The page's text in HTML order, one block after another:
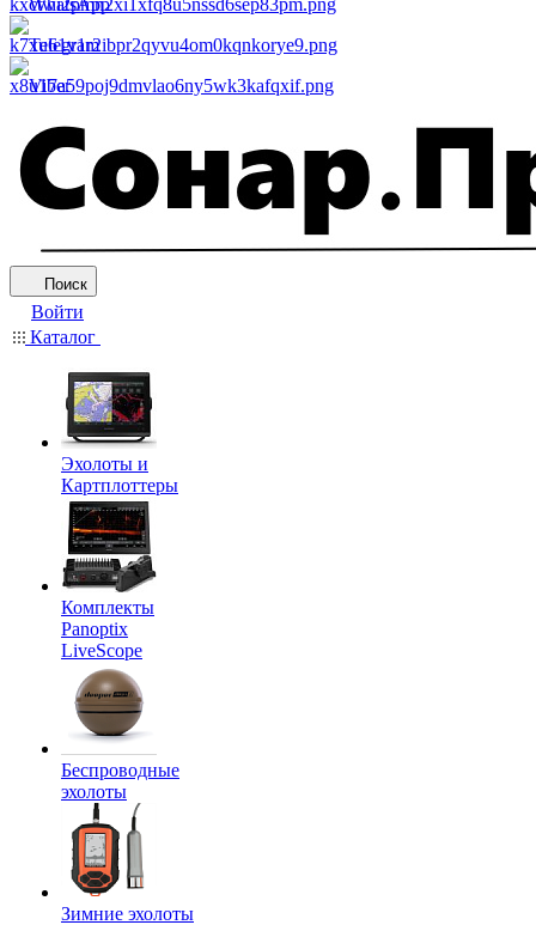
WhatsApp
Telegram
Viber
Поиск
Войти
Каталог
Эхолоты и
Картплоттеры
Комплекты
Panoptix
LiveScope
Беспроводные
эхолоты
Зимние эхолоты